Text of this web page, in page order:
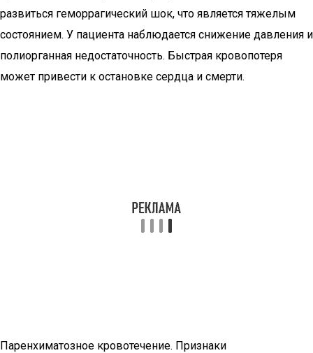
развиться геморрагический шок, что является тяжелым
состоянием. У пациента наблюдается снижение давления и
полиорганная недостаточность. Быстрая кровопотеря
может привести к остановке сердца и смерти.
Паренхиматозное кровотечение. Признаки